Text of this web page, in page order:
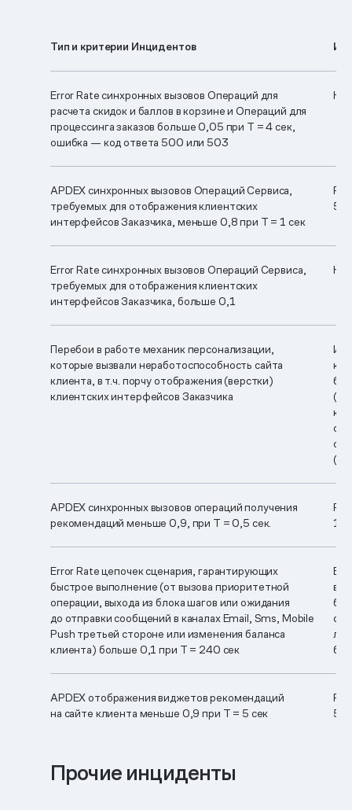
Тип и критерии Инцидентов
Error Rate синхронных вызовов Операций для
расчета скидок и баллов в корзине и Операций для
процессинга заказов больше0,05 при T = 4 сек,
ошибка — код ответа 500 или 503
APDEX синхронных вызовов Операций Сервиса,
требуемых для отображения клиентских
интерфейсов Заказчика, меньше 0,8 при T = 1 сек
5
Error Rate синхронных вызовов Операций Сервиса,
требуемых для отображения клиентских
интерфейсов Заказчика, больше 0,1
Перебои в работе механик персонализации,
которые вызвали неработоспособность сайта
клиента, в т.ч. порчу отображения (верстки)
клиентских интерфейсов Заказчика
APDEX синхронных вызовов операций получения
рекомендаций меньше0,9, при T = 0,5 сек.
10
Error Rate цепочек сценария, гарантирующих
быстрое выполнение (от вызова приоритетной
операции, выхода из блока шагов или ожидания
до отправки сообщений в каналах Email, Sms, Mobile
Push третьей стороне или изменения баланса
клиента) больше 0,1 при T = 240 сек
APDEX отображения виджетов рекомендаций
на сайте клиента меньше 0,9 при Т = 5 сек
5
Прочие инциденты